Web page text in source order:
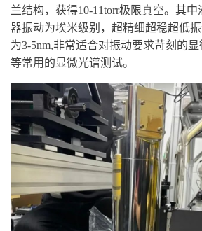
兰结构，获得10-11torr极限真空。其
器振动为埃米级别，超精细超稳超低
为3-5nm,非常适合对振动要求苛刻的
等常用的显微光谱测试。